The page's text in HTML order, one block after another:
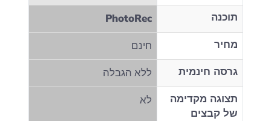
תוכנה
PhotoRec
מחיר
חינם
גרסה חינמית
ללא הגבלה
תצוגה מקדימה
של קבצים
לא